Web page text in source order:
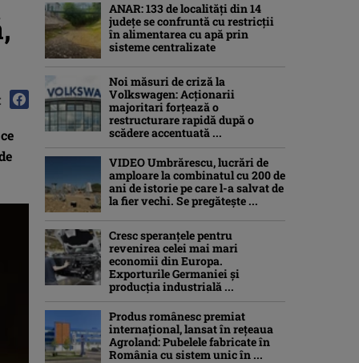
ANAR: 133 de localități din 14
județe se confruntă cu restricții
în alimentarea cu apă prin
sisteme centralizate
Noi măsuri de criză la
Volkswagen: Acționarii
majoritari forțează o
restructurare rapidă după o
scădere accentuată ...
VIDEO Umbrărescu, lucrări de
amploare la combinatul cu 200 de
ani de istorie pe care l-a salvat de
la fier vechi. Se pregătește ...
Cresc speranțele pentru
revenirea celei mai mari
economii din Europa.
Exporturile Germaniei și
producția industrială ...
Produs românesc premiat
internațional, lansat în rețeaua
Agroland: Pubelele fabricate în
România cu sistem unic în ...